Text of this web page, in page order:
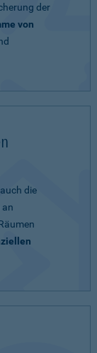
der
von
die
an